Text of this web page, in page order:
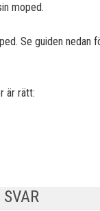
moped.
Se guiden nedan
är rätt:
SVAR